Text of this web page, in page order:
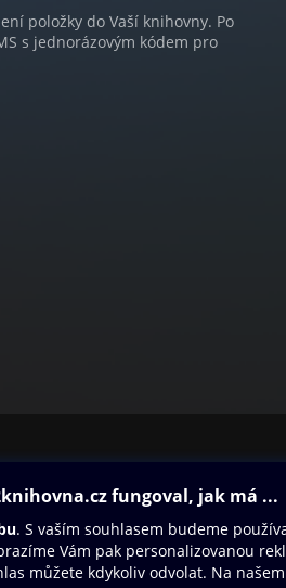
položky do Vaší knihovny. Po
s jednorázovým kódem pro